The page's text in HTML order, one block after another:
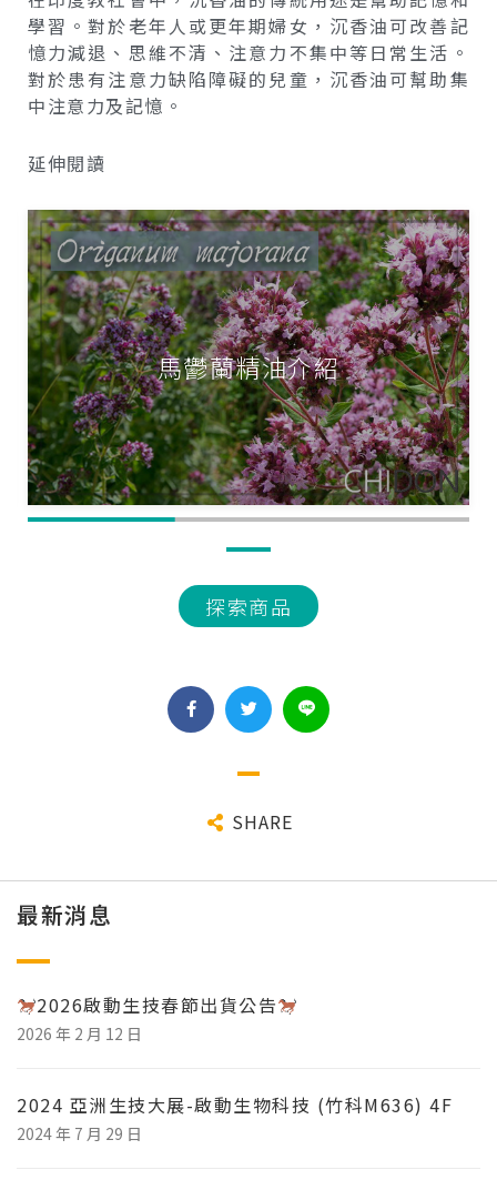
學習。對於老年人或更年期婦女，沉香油可改善記
憶力減退、思維不清、注意力不集中等日常生活。
對於患有注意力缺陷障礙的兒童，沉香油可幫助集
中注意力及記憶。
延伸閱讀
沉香精油體外抗癌能力-Part2
探索商品
SHARE
最新消息
2026啟動生技春節出貨公告
2026 年 2 月 12 日
2024 亞洲生技大展-啟動生物科技 (竹科M636) 4F
2024 年 7 月 29 日